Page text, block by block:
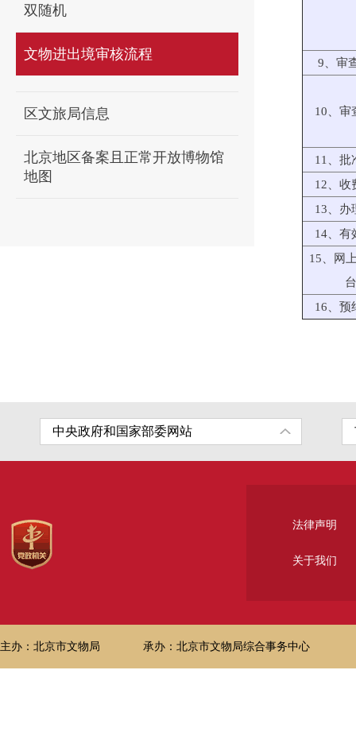
双随机
文物进出境审核流程
区文旅局信息
北京地区备案且正常开放博物馆
地图
9、审
10、审
11、批
12、收
13、办
14、有
15、网
台
16、预
法律声明
关于我们
主办：北京市文物局 承办：北京市文物局综合事务中心